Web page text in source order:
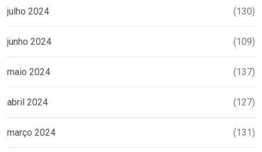
julho 2024 (130)
junho 2024 (109)
maio 2024 (137)
abril 2024 (127)
março 2024 (131)